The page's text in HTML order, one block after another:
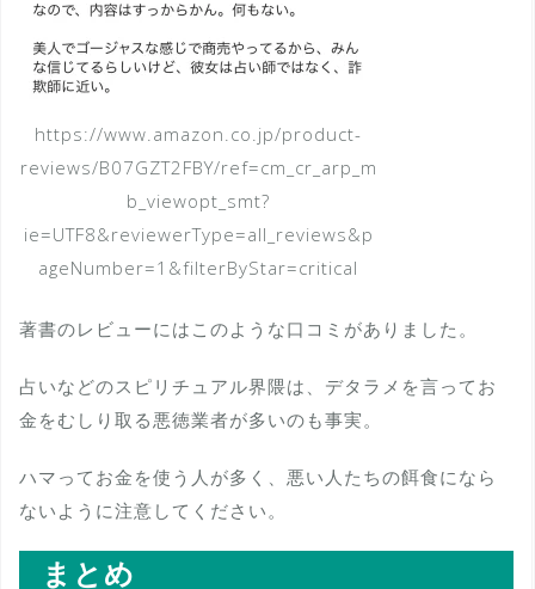
https://www.amazon.co.jp/product-
reviews/B07GZT2FBY/ref=cm_cr_arp_m
b_viewopt_smt?
ie=UTF8&reviewerType=all_reviews&p
ageNumber=1&filterByStar=critical
著書のレビューにはこのような口コミがありました。
占いなどのスピリチュアル界隈は、デタラメを言ってお
金をむしり取る悪徳業者が多いのも事実。
ハマってお金を使う人が多く、悪い人たちの餌食になら
ないように注意してください。
まとめ